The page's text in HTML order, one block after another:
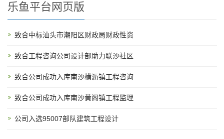
乐鱼平台网页版
致合中标汕头市潮阳区财政局财政性资
致合工程咨询公司设计部助力联沙社区
致合公司成功入库南沙横沥镇工程咨询
致合公司成功入库南沙黄阁镇工程监理
公司入选95007部队建筑工程设计